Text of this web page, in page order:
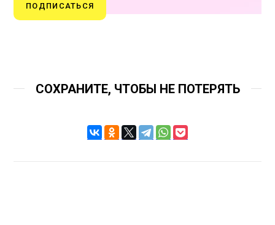
ПОДПИСАТЬСЯ
СОХРАНИТЕ, ЧТОБЫ НЕ ПОТЕРЯТЬ